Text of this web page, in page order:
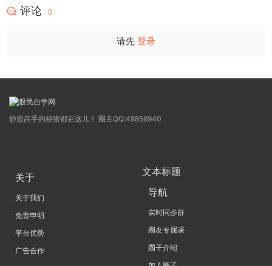
评论 0
请先 登录
炒股高手的秘密都在这儿！ 圈主QQ:48856940
关于
关于我们
免责申明
平台优势
广告合作
文本标题
导航
实时同步群
圈友专属课
圈子介绍